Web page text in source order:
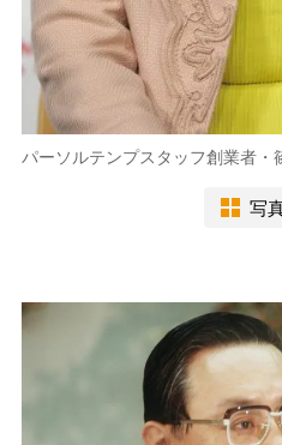
パーソルテンプスタッフ創業者・
写